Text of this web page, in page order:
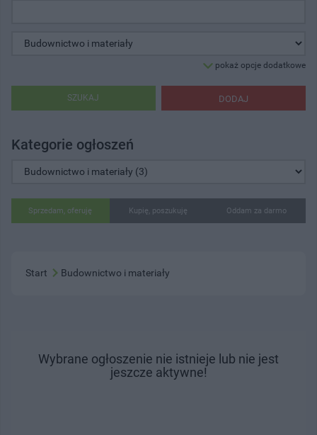
pokaż opcje dodatkowe
DODAJ
SZUKAJ
Kategorie ogłoszeń
Sprzedam, oferuję Kupię, poszukuję Oddam za darmo
Start Budownictwo i materiały
Wybrane ogłoszenie nie istnieje lub nie jest
jeszcze aktywne!